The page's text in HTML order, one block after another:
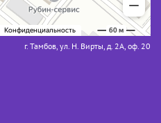
г. Тамбов, ул. Н. Вирты, д. 2А, оф. 20